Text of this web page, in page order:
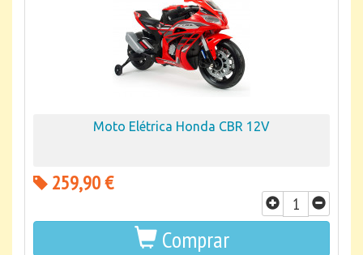
Moto Elétrica Honda CBR 12V
259,90 €
Comprar